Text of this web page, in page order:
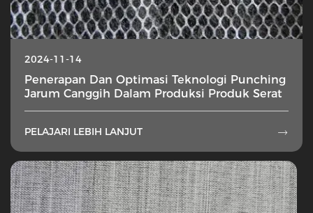
2024-11-14
Penerapan Dan Optimasi Teknologi Punching
Jarum Canggih Dalam Produksi Produk Serat
PELAJARI LEBIH LANJUT 